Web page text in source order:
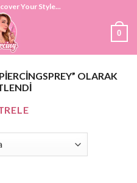
Your Style...
0
OLARAK